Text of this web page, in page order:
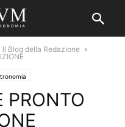
Il Blog della Redazione
PRONTO